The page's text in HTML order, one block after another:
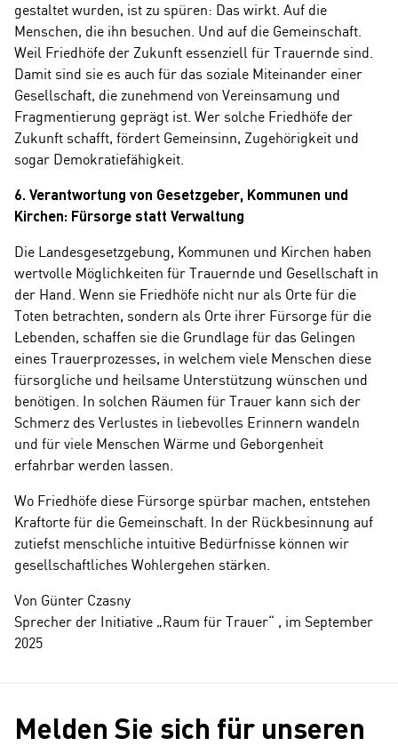
gestaltet wurden, ist zu spüren: Das wirkt. Auf die
Menschen, die ihn besuchen. Und auf die Gemeinschaft.
Weil Friedhöfe der Zukunft essenziell für Trauernde sind.
Damit sind sie es auch für das soziale Miteinander einer
Gesellschaft, die zunehmend von Vereinsamung und
Fragmentierung geprägt ist. Wer solche Friedhöfe der
Zukunft schafft, fördert Gemeinsinn, Zugehörigkeit und
sogar Demokratiefähigkeit.
6. Verantwortung von Gesetzgeber, Kommunen und
Kirchen: Fürsorge statt Verwaltung
Die Landesgesetzgebung, Kommunen und Kirchen haben
wertvolle Möglichkeiten für Trauernde und Gesellschaft in
der Hand. Wenn sie Friedhöfe nicht nur als Orte für die
Toten betrachten, sondern als Orte ihrer Fürsorge für die
Lebenden, schaffen sie die Grundlage für das Gelingen
eines Trauerprozesses, in welchem viele Menschen diese
fürsorgliche und heilsame Unterstützung wünschen und
benötigen. In solchen Räumen für Trauer kann sich der
Schmerz des Verlustes in liebevolles Erinnern wandeln
und für viele Menschen Wärme und Geborgenheit
erfahrbar werden lassen.
Wo Friedhöfe diese Fürsorge spürbar machen, entstehen
Kraftorte für die Gemeinschaft. In der Rückbesinnung auf
zutiefst menschliche intuitive Bedürfnisse können wir
gesellschaftliches Wohlergehen stärken.
Von Günter Czasny
Sprecher der Initiative „Raum für Trauer“ , im September
2025
Melden Sie sich für unseren